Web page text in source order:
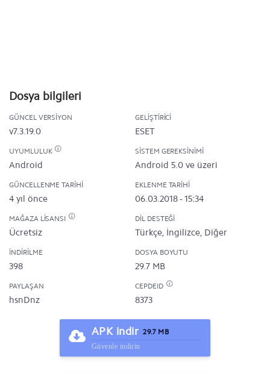
Dosya bilgileri
GÜNCEL VERSIYON
v7.3.19.0
GELIŞTIRICI
ESET
UYUMLULUK
Android
SISTEM GEREKSINIMI
Android 5.0 ve üzeri
GÜNCELLENME TARIHI
4 yıl önce
EKLENME TARIHI
06.03.2018 - 15:34
MAĞAZA LISANSI
Ücretsiz
DIL DESTEĞI
Türkçe, İngilizce, Diğer
İNDIRILME
398
DOSYA BOYUTU
29.7 MB
PAYLAŞAN
hsnDnz
CEPDEID
8373
APK indir 29.7 MB
Güvenle indirin